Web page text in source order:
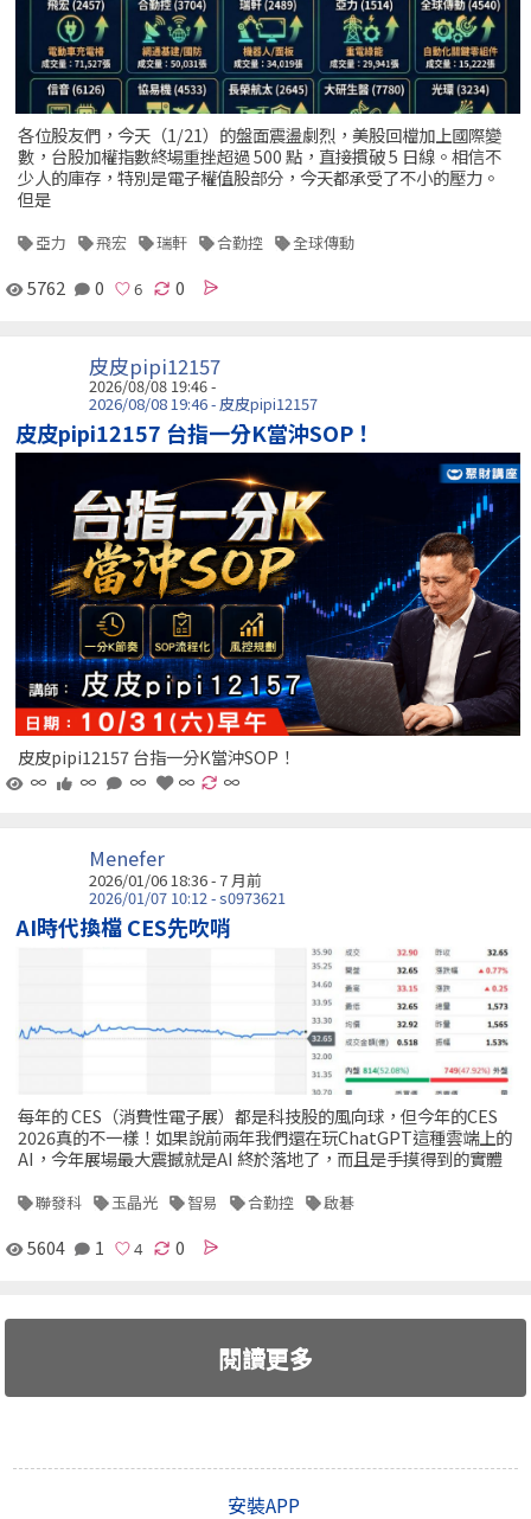
各位股友們，今天（1/21）的盤面震盪劇烈，美股回檔加上國際變
數，台股加權指數終場重挫超過 500 點，直接摜破 5 日線。相信不
少人的庫存，特別是電子權值股部分，今天都承受了不小的壓力。
但是
亞力 飛宏 瑞軒 合勤控 全球傳動
5762 0 0
皮皮pipi12157
2026/08/08 19:46 -
2026/08/08 19:46 - 皮皮pipi12157
皮皮pipi12157 台指一分K當沖SOP！
皮皮pipi12157 台指一分K當沖SOP！
∞
∞ ∞ ∞ ∞
Menefer
2026/01/06 18:36 - 7 月前
2026/01/07 10:12 - s0973621
AI時代換檔 CES先吹哨
每年的 CES（消費性電子展）都是科技股的風向球，但今年的CES
2026真的不一樣！如果說前兩年我們還在玩ChatGPT這種雲端上的
AI，今年展場最大震撼就是AI 終於落地了，而且是手摸得到的實體
聯發科 玉晶光 智易 合勤控 啟碁
5604 1 0
閱讀更多
安裝APP